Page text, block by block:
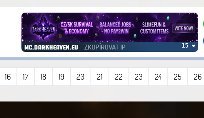
mc.darkheaven.eu ZKOPÍROVAT IP 15 ❤
16 17 18 19 20 21 22 23 24 25 26